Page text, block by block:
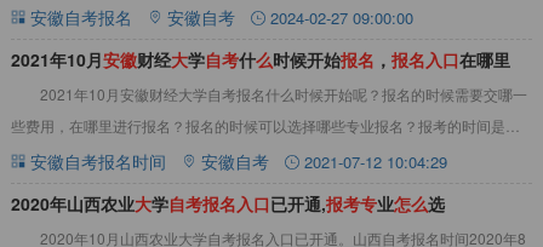
程也必须一次性完成。报名采用网上缴费，缴
安徽自考报名 安徽自考 2024-02-27 09:00:00
​2021年10月安徽财经大学自考什么时候开始报名 ， 报名入口在哪里
2021年10月安徽财经大学自考报名什么时候开始呢？报名的时候需要交哪一
些费用，在哪里进行报名？报名的时候可以选择哪些专业报名？报考的时间是不
是会有区别呢？安徽自考报名时间已经公布
安徽自考报名时间 安徽自考 2021-07-12 10:04:29
2020年山西农业大学自考报名入口已开通,报考专业怎么选
2020年10月山西农业大学自考报名入口已开通。山西自考报名时间2020年8